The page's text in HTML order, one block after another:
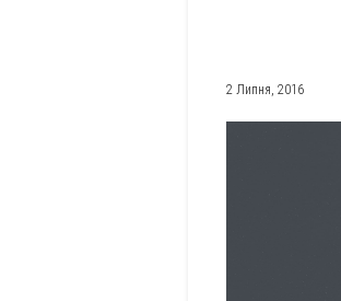
2 Липня, 2016